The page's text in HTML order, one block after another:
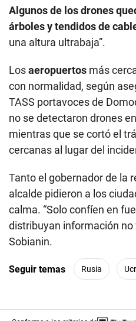
Algunos de los drones
árboles y tendidos de
una altura ultrabaja”.
Losaeropuertos más
con normalidad, según
TASS portavoces de
no se detectaron drones
mientras que se cortó el
cercanas al lugar del
Tanto el gobernador de la
alcalde pidieron a los
calma. “Solo confíen en
distribuyan información no
Sobianin.
Seguir temas Rusia